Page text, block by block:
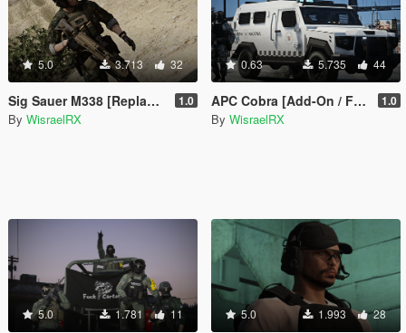
5.0 3.713 32
Sig Sauer M338 [Replace | FiveM | Animated] 1.0
By WisraelRX
0.63 5.735 44
APC Cobra [Add-On / FiveM] 1.0
By WisraelRX
5.0 1.781 11 5.0 1.993 28